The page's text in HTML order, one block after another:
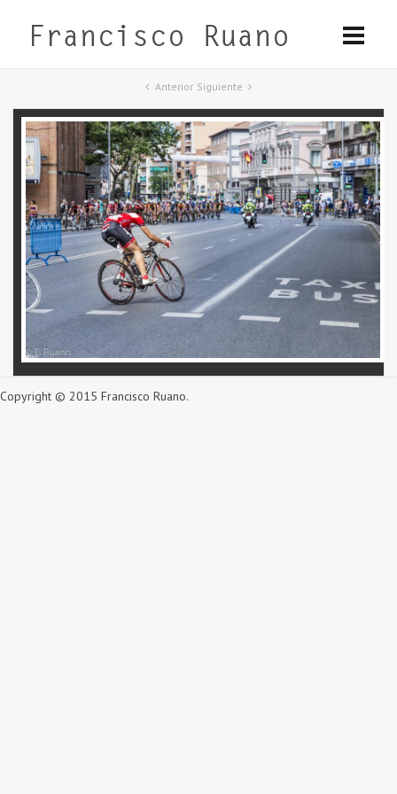
Anterior Siguiente
Copyright © 2015 Francisco Ruano.